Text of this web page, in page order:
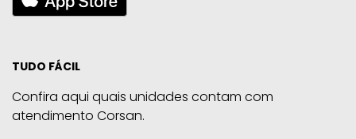
TUDO FÁCIL
Confira aqui quais unidades contam com
atendimento Corsan.